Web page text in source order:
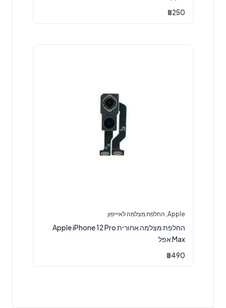
₪250
Apple החלפת מצלמה לאיייפון
‏החלפת מצלמה אחורית Apple iPhone 12 Pro
Max אפל
₪490